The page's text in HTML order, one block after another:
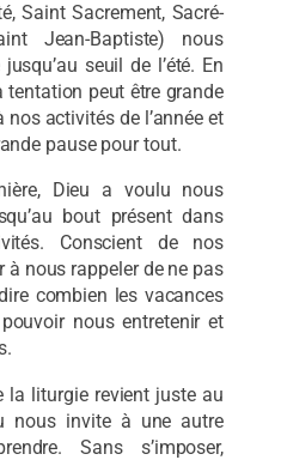
Saint Sacrement, Sacré-
Jean-Baptiste) nous
seuil de l’été. En
tentation peut être grande
activités de l’année et
pause pour tout.
Dieu a voulu nous
bout présent dans
Conscient de nos
à nous rappeler de ne pas
combien les vacances
nous entretenir et
la liturgie revient juste au
nous invite à une autre
Sans s’imposer,